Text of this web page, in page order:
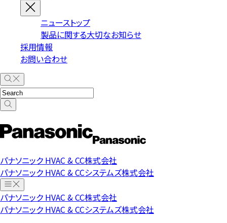
ニューストップ
製品に関する大切なお知らせ
採用情報
お問い合わせ
パナソニック HVAC & CC株式会社
パナソニック HVAC & CCシステムズ株式会社
パナソニック HVAC & CC株式会社
パナソニック HVAC & CCシステムズ株式会社